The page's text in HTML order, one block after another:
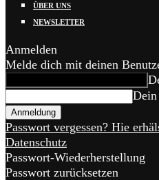
ÜBER UNS
NEWSLETTER
Anmelden
Melde dich mit deinen
Dein
Passwort vergessen? Hie
Datenschutz
Passwort-Wiederherstellung
Passwort zurücksetzen